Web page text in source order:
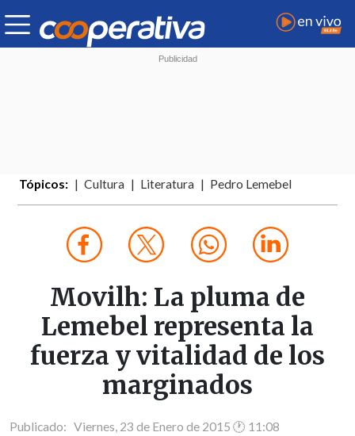
Tópicos: Cultura Literatura Pedro Lemebel
Movilh: La pluma de
Lemebel representa la
fuerza y vitalidad de los
marginados
Publicado: Viernes, 23 de Enero de 2015 🕐 11:08